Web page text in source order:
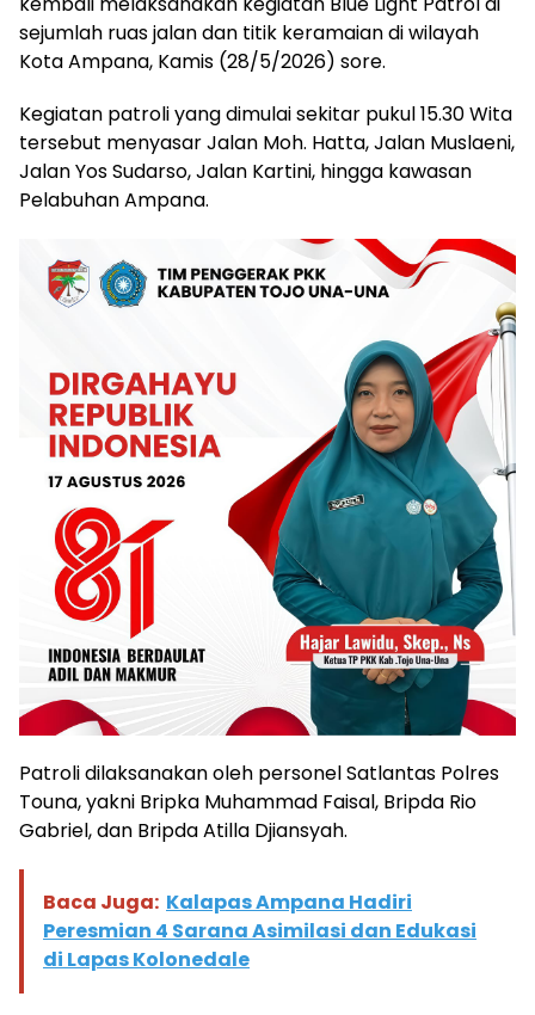
sejumlah ruas jalan dan titik keramaian di wilayah
Kota Ampana, Kamis (28/5/2026) sore.
Kegiatan patroli yang dimulai sekitar pukul 15.30 Wita
tersebut menyasar Jalan Moh. Hatta, Jalan Muslaeni,
Jalan Yos Sudarso, Jalan Kartini, hingga kawasan
Pelabuhan Ampana.
Patroli dilaksanakan oleh personel Satlantas Polres
Touna, yakni Bripka Muhammad Faisal, Bripda Rio
Gabriel, dan Bripda Atilla Djiansyah.
Baca Juga: Kalapas Ampana Hadiri
Peresmian 4 Sarana Asimilasi dan Edukasi
di Lapas Kolonedale